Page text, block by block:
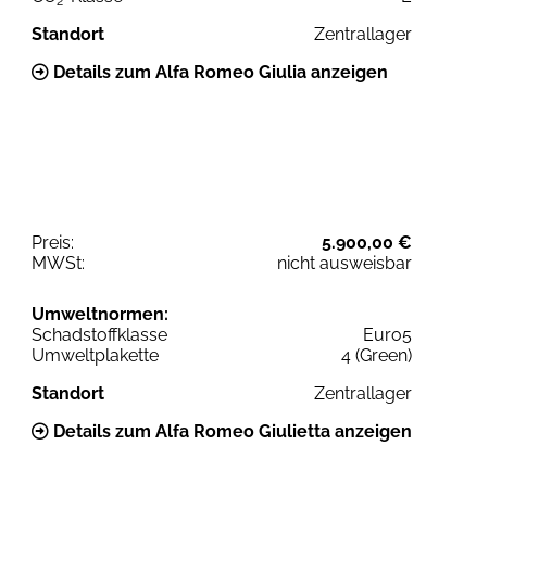
Standort
Zentrallager
Details zum Alfa Romeo Giulia anzeigen
Preis:
5.900,00 €
MWSt:
nicht ausweisbar
Umweltnormen:
Schadstoffklasse
Euro5
Umweltplakette
4 (Green)
Standort
Zentrallager
Details zum Alfa Romeo Giulietta anzeigen